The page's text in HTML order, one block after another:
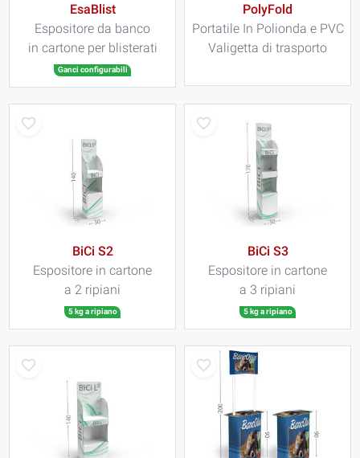
EsaBlist
Espositore da banco
in cartone per blisterati
Ganci configurabili
PolyFold
Portatile In Polionda e PVC
Valigetta di trasporto
BiCi S2
Espositore in cartone
a 2 ripiani
5 kg a ripiano
BiCi S3
Espositore in cartone
a 3 ripiani
5 kg a ripiano